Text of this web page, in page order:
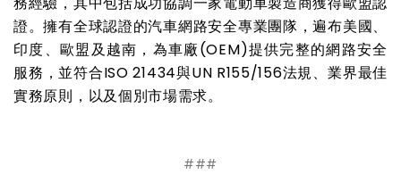
證。擁有全球認證的汽車網路安全專業團隊，遍布美國、
印度、歐盟及越南，為車廠(OEM)提供完整的網路安全
服務，並符合ISO 21434與UN R155/156法規、業界最佳
實務原則，以及個別市場需求。
###